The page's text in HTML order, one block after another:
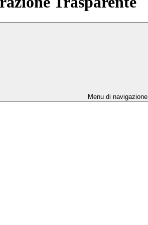
Menu di navigazione